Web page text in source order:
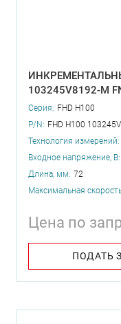
103245V8192-M
Серия: FHD H100
P/N: FHD H100
Технология измерений:
Входное напряжение, В:
Длина, мм: 72
Максимальная
Цена по
ПОДАТЬ